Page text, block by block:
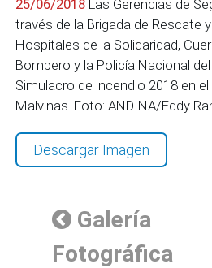
25/06/2018 Las Gerencias de
través de la Brigada de Rescate
Hospitales de la Solidaridad,
Bombero y la Policía Nacional
Simulacro de incendio 2018 en
Malvinas. Foto: ANDINA/Eddy
Descargar Imagen
Galería
Fotográfica